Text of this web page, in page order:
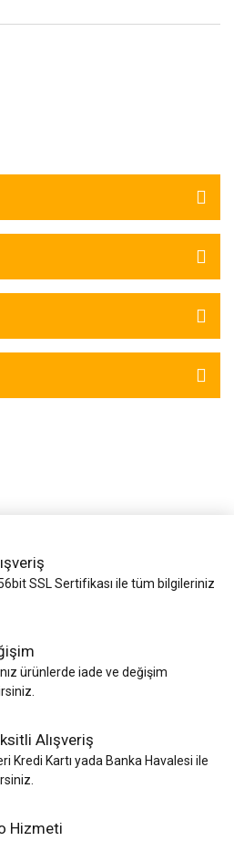
SSL Sertifikası ile tüm bilgileriniz
ürünlerde iade ve değişim
Alışveriş
Kredi Kartı yada Banka Havalesi ile
Hizmeti